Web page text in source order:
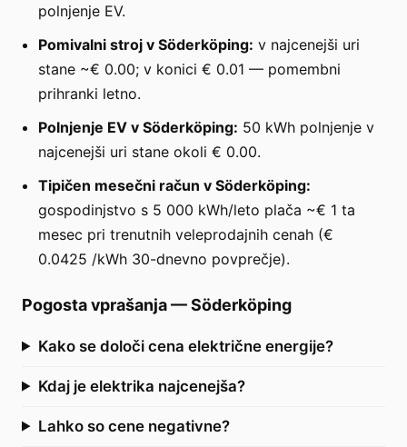
polnjenje EV.
Pomivalni stroj v Söderköping: v najcenejši uri
stane ~€ 0.00; v konici € 0.01 — pomembni
prihranki letno.
Polnjenje EV v Söderköping: 50 kWh polnjenje v
najcenejši uri stane okoli € 0.00.
Tipičen mesečni račun v Söderköping:
gospodinjstvo s 5 000 kWh/leto plača ~€ 1 ta
mesec pri trenutnih veleprodajnih cenah (€
0.0425 /kWh 30-dnevno povprečje).
Pogosta vprašanja—Söderköping
Kako se določi cena električne energije?
Kdaj je elektrika najcenejša?
Lahko so cene negativne?